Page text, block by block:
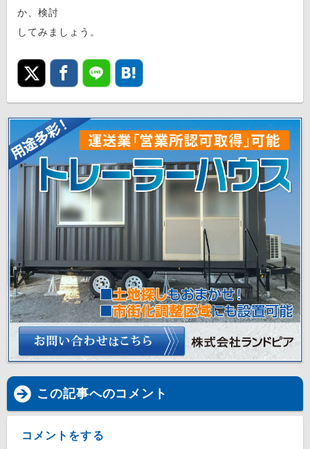
か、検討
してみましょう。
この記事へのコメント
コメントをする